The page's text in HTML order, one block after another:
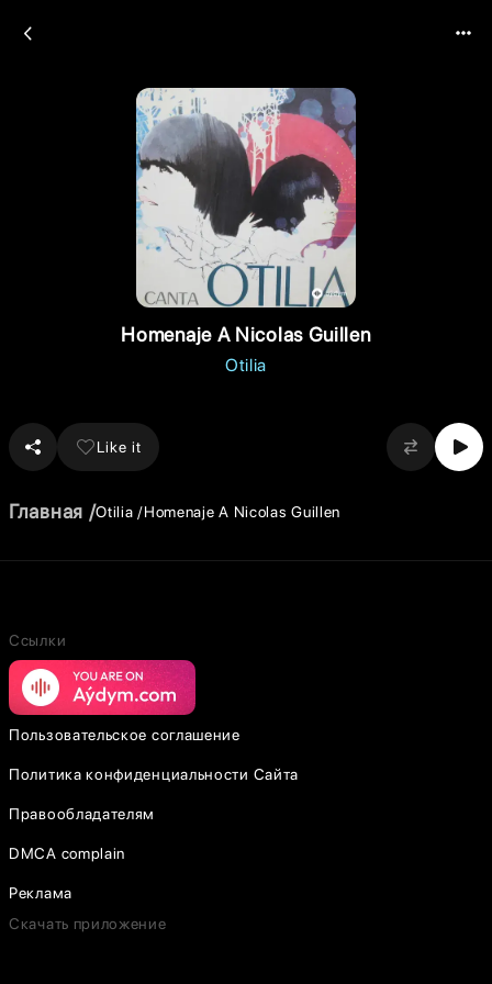
Homenaje A Nicolas Guillen
Otilia
Like it
Главная Otilia Homenaje A Nicolas Guillen
Ссылки
Пользовательское соглашение
Политика конфиденциальности Сайта
Правообладателям
DMCA complain
Реклама
Скачать приложение